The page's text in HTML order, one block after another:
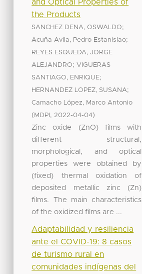
and Optical Properties of
the Products
SANCHEZ DENA, OSWALDO;
Acuña Avila, Pedro Estanislao;
REYES ESQUEDA, JORGE
ALEJANDRO;VIGUERAS
SANTIAGO, ENRIQUE;
HERNANDEZ LOPEZ, SUSANA;
Camacho López, Marco Antonio
( MDPI ,2022-04-04)
Zinc oxide (ZnO) films with
different structural,
morphological, and optical
properties were obtained by
(fixed) thermal oxidation of
deposited metallic zinc (Zn)
films. The main characteristics
of the oxidized films are ...
Adaptabilidad y resiliencia
ante el COVID-19: 8 casos
de turismo rural en
comunidades indígenas del